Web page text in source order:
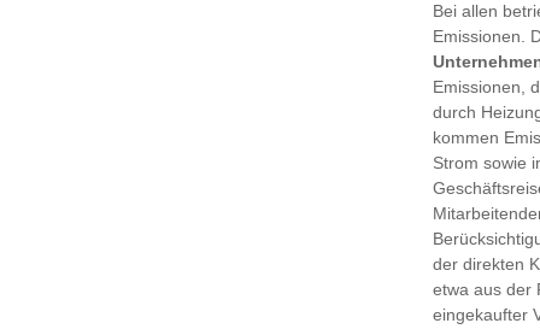
Bei allen
Emissionen.
Emissionen,
durch
kommen
Strom sowie
der direkten
etwa aus der
eingekaufter